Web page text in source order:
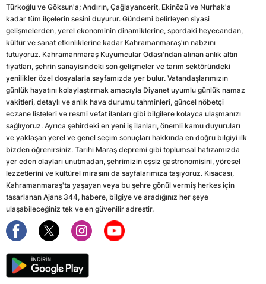
Türkoğlu ve Göksun'a; Andırın, Çağlayancerit, Ekinözü ve Nurhak'a
kadar tüm ilçelerin sesini duyurur. Gündemi belirleyen siyasi
gelişmelerden, yerel ekonominin dinamiklerine, spordaki heyecandan,
kültür ve sanat etkinliklerine kadar Kahramanmaraş'ın nabzını
tutuyoruz. Kahramanmaraş Kuyumcular Odası'ndan alınan anlık altın
fiyatları, şehrin sanayisindeki son gelişmeler ve tarım sektöründeki
yenilikler özel dosyalarla sayfamızda yer bulur. Vatandaşlarımızın
günlük hayatını kolaylaştırmak amacıyla Diyanet uyumlu günlük namaz
vakitleri, detaylı ve anlık hava durumu tahminleri, güncel nöbetçi
eczane listeleri ve resmi vefat ilanları gibi bilgilere kolayca ulaşmanızı
sağlıyoruz. Ayrıca şehirdeki en yeni iş ilanları, önemli kamu duyuruları
ve yaklaşan yerel ve genel seçim sonuçları hakkında en doğru bilgiyi ilk
bizden öğrenirsiniz. Tarihi Maraş depremi gibi toplumsal hafızamızda
yer eden olayları unutmadan, şehrimizin eşsiz gastronomisini, yöresel
lezzetlerini ve kültürel mirasını da sayfalarımıza taşıyoruz. Kısacası,
Kahramanmaraş'ta yaşayan veya bu şehre gönül vermiş herkes için
tasarlanan Ajans 344, habere, bilgiye ve aradığınız her şeye
ulaşabileceğiniz tek ve en güvenilir adrestir.